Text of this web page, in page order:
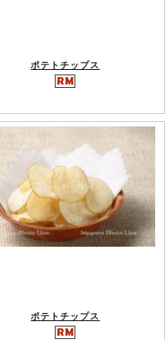
ポテトチップス
ポテトチップス